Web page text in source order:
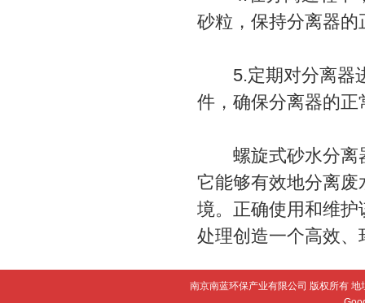
砂粒，保持分离器的
5.定期对分离器进
件，确保分离器的正
螺旋式砂水分离器
它能够有效地分离
境。正确使用和维
处理创造一个高效
南京南蓝环保产业有限公司 版权所有